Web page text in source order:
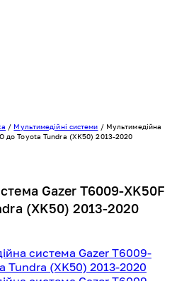
/ Мультимедійні системи / Мультимедійна
до Toyota Tundra (XK50) 2013-2020
Gazer T6009-XK50F
(XK50) 2013-2020